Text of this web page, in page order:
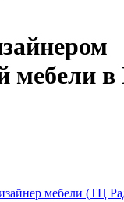
мебели
мебели (ТЦ